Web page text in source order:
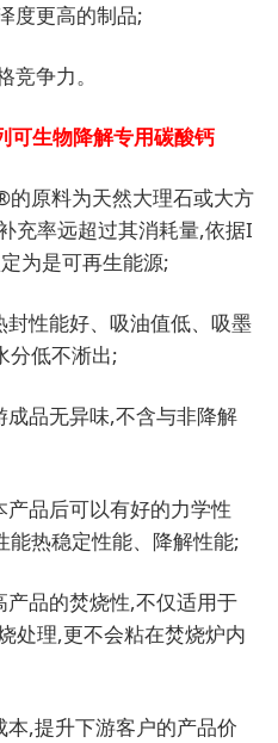
度更高的制品;
争力。
生物降解专用碳酸钙
原料为天然大理石或大方
充率远超过其消耗量,依据I
为是可再生能源;
封性能好、吸油值低、吸墨
分低不淅出;
成品无异味,不含与非降解
产品后可以有好的力学性
能热稳定性能、降解性能;
产品的焚烧性,不仅适用于
处理,更不会粘在焚烧炉内
本,提升下游客户的产品价